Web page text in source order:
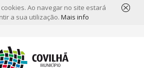
cookies. Ao navegar no site estará
a sua utilização. Mais info